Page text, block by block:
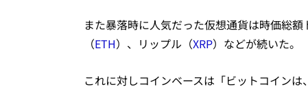
また暴落時に人気だった仮想通貨は時価総
（ETH）、リップル（XRP）などが続いた。
これに対しコインベースは「ビットコイン